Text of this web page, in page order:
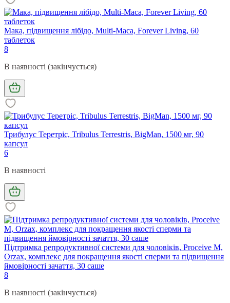
Мака, підвищення лібідо, Multi-Maca, Forever Living, 60
таблеток
8
В наявності (закінчується)
Трибулус Теретріс, Tribulus Terrestris, BigMan, 1500 мг, 90
капсул
6
В наявності
Підтримка репродуктивної системи для чоловіків, Proceive M,
Orzax, комплекс для покращення якості сперми та підвищення
ймовірності зачаття, 30 саше
8
В наявності (закінчується)